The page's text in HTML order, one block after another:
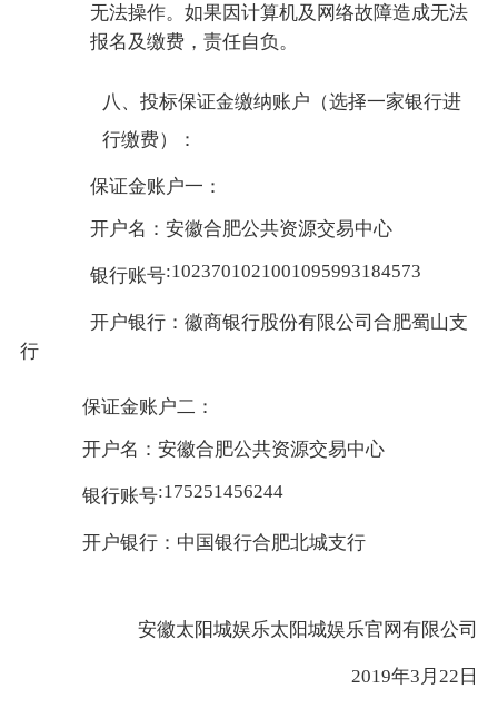
无法操作。如果因计算机及网络故障造成无法
报名及缴费，责任自负。
八、投标保证金缴纳账户（选择一家银行进
行缴费）：
保证金账户一：
开户名：安徽合肥公共资源交易中心
银行账号:1023701021001095993184573
开户银行：徽商银行股份有限公司合肥蜀山支
行
保证金账户二：
开户名：安徽合肥公共资源交易中心
银行账号:175251456244
开户银行：中国银行合肥北城支行
安徽太阳城娱乐太阳城娱乐官网有限公司
2019年3月22日